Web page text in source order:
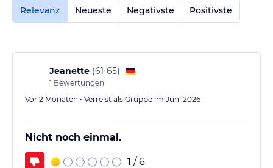
Relevanz
Neueste Negativste Positivste
Jeanette (61-65)
1 Bewertungen
Vor 2 Monaten • Verreist als Gruppe im Juni 2026
Nicht noch einmal.
1 / 6